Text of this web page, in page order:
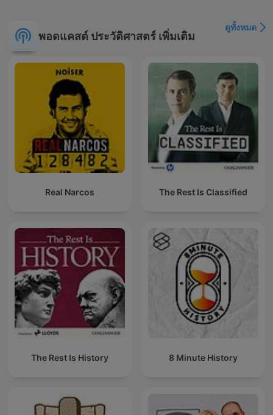
พอดแคสต์ ประวัติศาสตร์ เพิ่มเติม
ดูทั้งหมด
Real Narcos The Rest Is Classified
The Rest Is History 8 Minute History